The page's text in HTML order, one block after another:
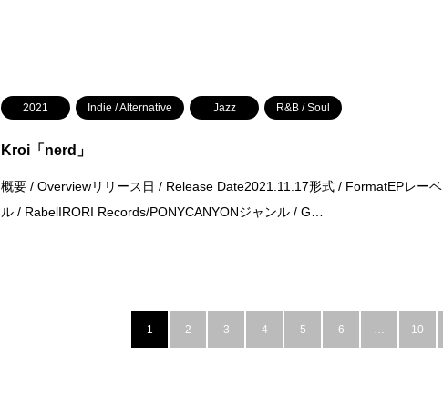
2021 Indie / Alternative Jazz R&B / Soul
Kroi「nerd」
概要 / Overviewリリース日 / Release Date2021.11.17形式 / FormatEPレーベ
ル / RabelIRORI Records/PONYCANYONジャンル / G…
1 2 3 4 5 6 … 10